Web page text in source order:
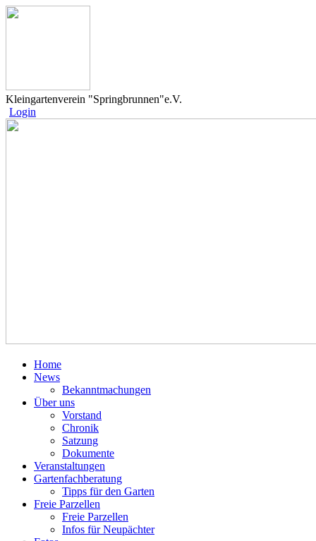
Kleingartenverein "Springbrunnen"e.V.
Login
Home
News
Bekanntmachungen
Über uns
Vorstand
Chronik
Satzung
Dokumente
Veranstaltungen
Gartenfachberatung
Tipps für den Garten
Freie Parzellen
Freie Parzellen
Infos für Neupächter